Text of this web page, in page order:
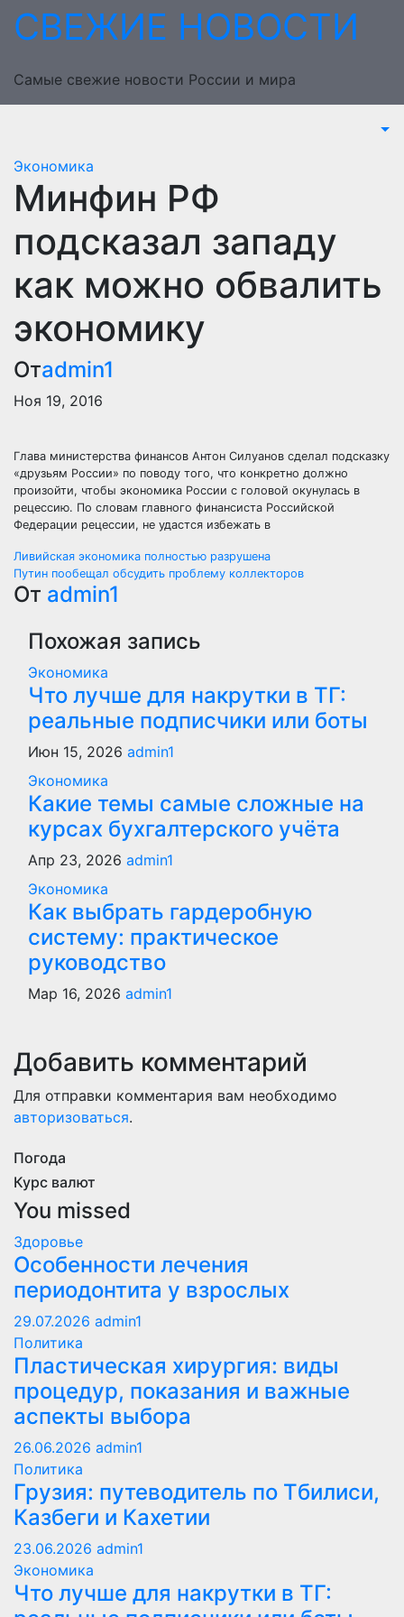
Перейти
СВЕЖИЕ НОВОСТИ
Самые свежие новости России и мира
Экономика
Минфин РФ
подсказал западу
как можно обвалить
экономику
Отadmin1
Ноя 19, 2016
Глава министерства финансов Антон Силуанов сделал подсказку
«друзьям России» по поводу того, что конкретно должно
произойти, чтобы экономика России с головой окунулась в
рецессию. По словам главного финансиста Российской
Федерации рецессии, не удастся избежать в
Навигация
по
записям
Ливийская экономика полностью разрушена
Путин пообещал обсудить проблему коллекторов
От admin1
Похожая запись
Экономика
Что лучше для накрутки в ТГ:
реальные подписчики или боты
Июн 15, 2026 admin1
Экономика
Какие темы самые сложные на
курсах бухгалтерского учёта
Апр 23, 2026 admin1
Экономика
Как выбрать гардеробную
систему: практическое
руководство
Мар 16, 2026 admin1
Добавить комментарий
Для отправки комментария вам необходимо
авторизоваться.
Погода
Курс валют
You missed
Здоровье
Особенности лечения
периодонтита у взрослых
29.07.2026 admin1
Политика
Пластическая хирургия: виды
процедур, показания и важные
аспекты выбора
26.06.2026 admin1
Политика
Грузия: путеводитель по Тбилиси,
Казбеги и Кахетии
23.06.2026 admin1
Экономика
Что лучше для накрутки в ТГ: